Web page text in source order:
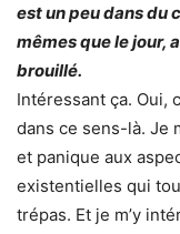
est un peu dans du
mêmes que le jour,
brouillé.
Intéressant ça. Oui,
dans ce sens-là. Je
et panique aux
existentielles qui
trépas. Et je m’y